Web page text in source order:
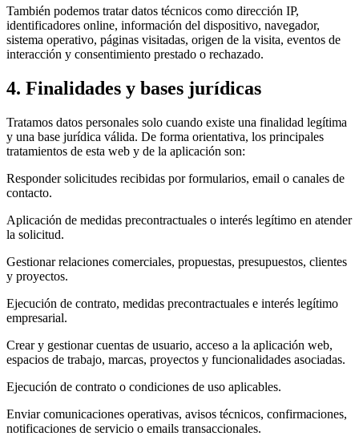
También podemos tratar datos técnicos como dirección IP,
identificadores online, información del dispositivo, navegador,
sistema operativo, páginas visitadas, origen de la visita, eventos de
interacción y consentimiento prestado o rechazado.
4. Finalidades y bases jurídicas
Tratamos datos personales solo cuando existe una finalidad legítima
y una base jurídica válida. De forma orientativa, los principales
tratamientos de esta web y de la aplicación son:
Responder solicitudes recibidas por formularios, email o canales de
contacto.
Aplicación de medidas precontractuales o interés legítimo en atender
la solicitud.
Gestionar relaciones comerciales, propuestas, presupuestos, clientes
y proyectos.
Ejecución de contrato, medidas precontractuales e interés legítimo
empresarial.
Crear y gestionar cuentas de usuario, acceso a la aplicación web,
espacios de trabajo, marcas, proyectos y funcionalidades asociadas.
Ejecución de contrato o condiciones de uso aplicables.
Enviar comunicaciones operativas, avisos técnicos, confirmaciones,
notificaciones de servicio o emails transaccionales.